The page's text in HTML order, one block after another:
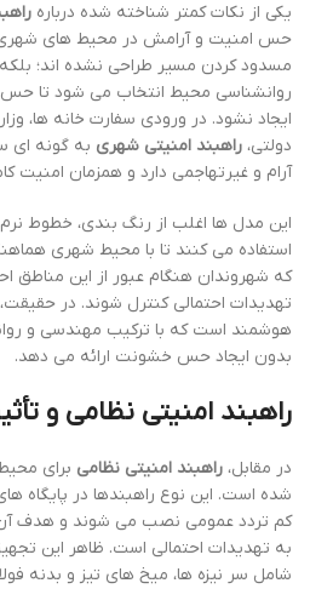
یکی از نکات کمتر شناخته شده درباره
حس امنیت و آرامش در محیط های شهری
مسدود کردن مسیر طراحی نشده اند؛
روانشناسی محیط انتخاب می شود تا
ایجاد نشود. در ورودی سفارت خانه ها،
دولتی، راهبند امنیتی شهری به گونه
آرام و غیرتهاجمی دارد و همزمان امنیت
این مدل ها اغلب از رنگ بندی، خطوط
استفاده می کنند تا با محیط شهری
که شهروندان هنگام عبور از این مناطق
تهدیدات احتمالی کنترل شوند. در حقیقت،
هوشمند است که با ترکیب مهندسی و
بدون ایجاد حس خشونت ارائه می دهد.
راهبند امنیتی نظامی و
در مقابل، راهبند امنیتی نظامی برای
شده است. این نوع راهبندها در پایگاه
کم تردد عمومی نصب می شوند و هدف آن
به تهدیدات احتمالی است. ظاهر این
شامل سر نیزه ها، میخ های تیز و بدنه